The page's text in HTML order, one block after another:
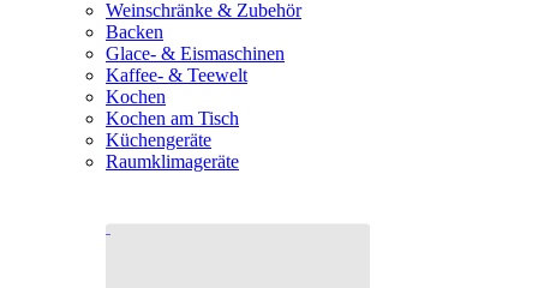
Weinschränke & Zubehör
Backen
Glace- & Eismaschinen
Kaffee- & Teewelt
Kochen
Kochen am Tisch
Küchengeräte
Raumklimageräte